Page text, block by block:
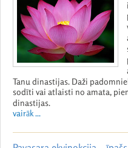
Tanu dinastijas. Daži
sodīti vai atlaisti no amata,
dinastijas.
vairāk ...